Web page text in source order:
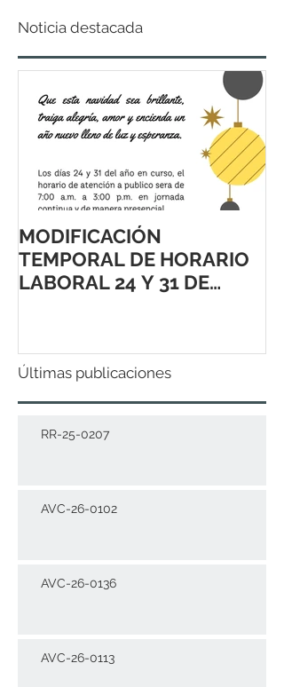
Noticia destacada
MODIFICACIÓN
TEMPORAL DE HORARIO
LABORAL 24 Y 31 DE
Últimas publicaciones
RR-25-0207
AVC-26-0102
AVC-26-0136
AVC-26-0113